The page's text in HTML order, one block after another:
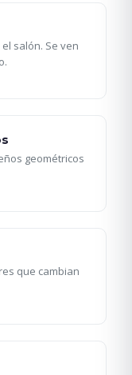
salón. Se ven
geométricos
que cambian